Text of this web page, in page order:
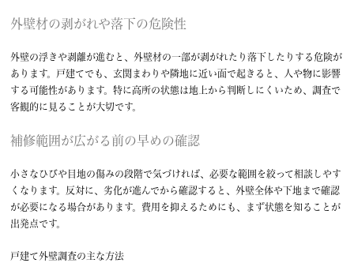
外壁材の剥がれや落下の危険性
外壁の浮きや剥離が進むと、外壁材の一部が剥がれたり落下したりする危険が
あります。戸建てでも、玄関まわりや隣地に近い面で起きると、人や物に影響
する可能性があります。特に高所の状態は地上から判断しにくいため、調査で
客観的に見ることが大切です。
補修範囲が広がる前の早めの確認
小さなひびや目地の傷みの段階で気づければ、必要な範囲を絞って相談しやす
くなります。反対に、劣化が進んでから確認すると、外壁全体や下地まで確認
が必要になる場合があります。費用を抑えるためにも、まず状態を知ることが
出発点です。
戸建て外壁調査の主な方法